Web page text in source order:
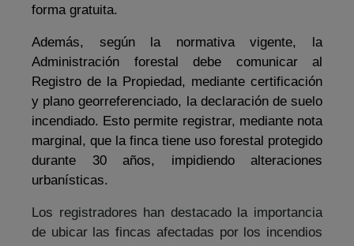
forma gratuita.
Además, según la normativa vigente, la
Administración forestal debe comunicar al
Registro de la Propiedad, mediante certificación
y plano georreferenciado, la declaración de suelo
incendiado. Esto permite registrar, mediante nota
marginal, que la finca tiene uso forestal protegido
durante 30 años, impidiendo alteraciones
urbanísticas.
Los registradores han destacado la importancia
de ubicar las fincas afectadas por los incendios